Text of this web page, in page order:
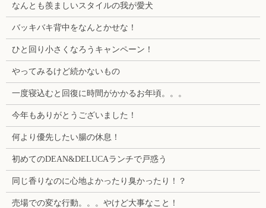
なんとも羨ましいスタイルの我が愛犬
バッキバキ背中をなんとかせな！
ひと回り小さくなろうキャンペーン！
やってみるけど続かないもの
一度寝込むと回復に時間がかかるお年頃。。。
今年もありがとうございました！
何より優先したい腸の休息！
初めてのDEAN&DELUCAランチで戸惑う
同じ香りなのに心地よかったり臭かったり！？
売場での変な行動。。。やけど大事なこと！